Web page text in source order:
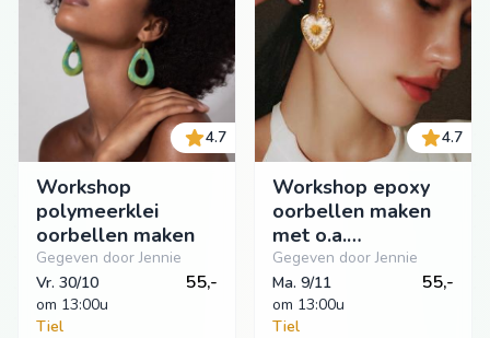
4.7
Workshop
polymeerklei
oorbellen maken
Gegeven door Jennie
Vr. 30/10
om 13:00u
55,-
Tiel
4.7
Workshop epoxy
oorbellen maken
met o.a.
droogbloemetjes
Gegeven door Jennie
Ma. 9/11
om 13:00u
55,-
Tiel